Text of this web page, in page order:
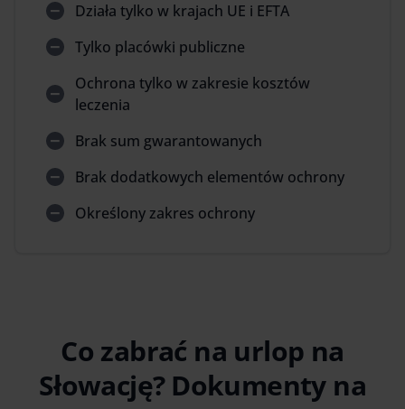
Działa tylko w krajach UE i EFTA
Tylko placówki publiczne
Ochrona tylko w zakresie kosztów
leczenia
Brak sum gwarantowanych
Brak dodatkowych elementów ochrony
Określony zakres ochrony
Co zabrać na urlop na
Słowację? Dokumenty na